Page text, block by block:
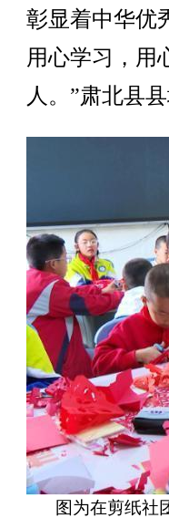
彰显着中华优
用心学习，用
人。”肃北县
图为在剪纸社